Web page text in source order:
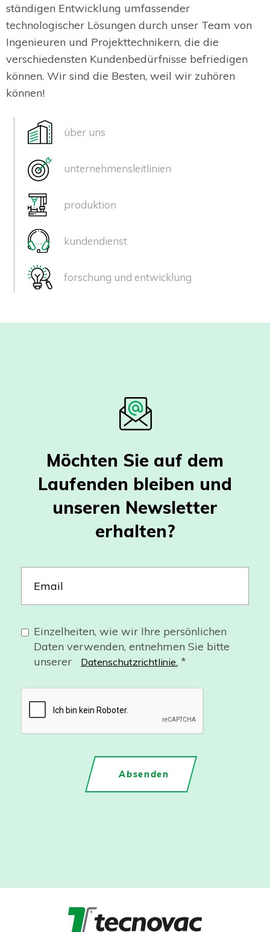
ständigen Entwicklung umfassender
technologischer Lösungen durch unser Team von
Ingenieuren und Projekttechnikern, die die
verschiedensten Kundenbedürfnisse befriedigen
können. Wir sind die Besten, weil wir zuhören
können!
Navigazione
principaleüber uns
unternehmensleitlinien
produktion
kundendienst
forschung und entwicklung
Möchten Sie auf dem
Laufenden bleiben und
unseren Newsletter
erhalten?
Einzelheiten, wie wir Ihre persönlichen
Daten verwenden, entnehmen Sie bitte
unserer
Datenschutzrichtlinie. *